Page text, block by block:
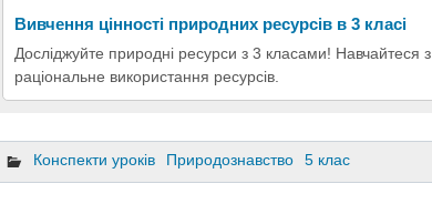
Вивчення цінності природних ресурсів в 3 класі
Досліджуйте природні ресурси з 3 класами! Навчайтеся
раціональне використання ресурсів.
Конспекти уроків Природознавство 5 клас